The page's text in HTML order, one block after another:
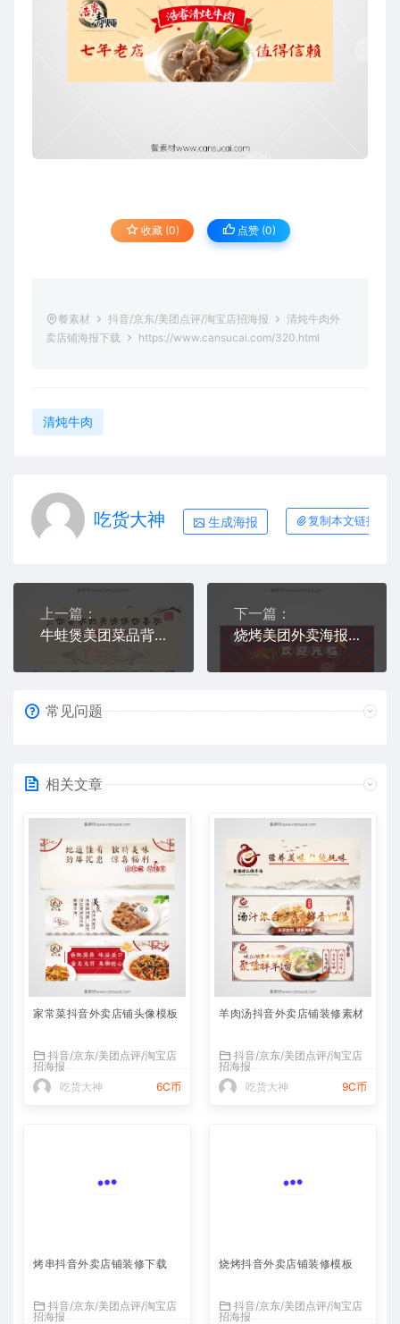
收藏 (0) 点赞 (0)
餐素材 抖音/京东/美团点评/淘宝店招海报
清炖牛肉外
卖店铺海报下载
https://www.cansucai.com/320.html
清炖牛肉
吃货大神 生成海报 复制本文链接
上一篇：
牛蛙煲美团菜品背景图片素材模板
下一篇：
烧烤美团外卖海报图片模板
常见问题
相关文章
家常菜抖音外卖店铺头像模板
抖音/京东/美团点评/淘宝店
招海报
吃货大神
6C币
羊肉汤抖音外卖店铺装修素材
抖音/京东/美团点评/淘宝店
招海报
吃货大神
9C币
烤串抖音外卖店铺装修下载
抖音/京东/美团点评/淘宝店
招海报
烧烤抖音外卖店铺装修模板
抖音/京东/美团点评/淘宝店
招海报